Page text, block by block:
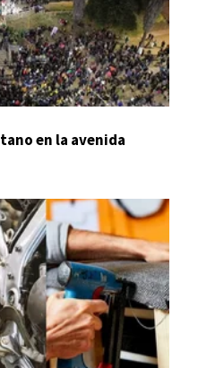
en la avenida